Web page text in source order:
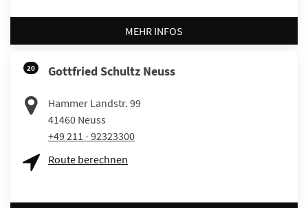
MEHR INFOS
20 Gottfried Schultz Neuss
Hammer Landstr. 99
41460 Neuss
+49 211 - 92323300
Route berechnen